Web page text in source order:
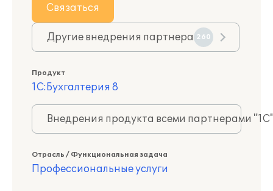
Связаться
Другие внедрения партнера 260
Продукт
1С:Бухгалтерия 8
Внедрения продукта всеми партнерами
Отрасль / Функциональная задача
Профессиональные услуги